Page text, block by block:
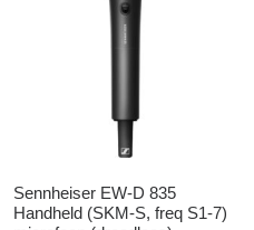
Sennheiser EW-D 835
Handheld (SKM-S, freq S1-7)